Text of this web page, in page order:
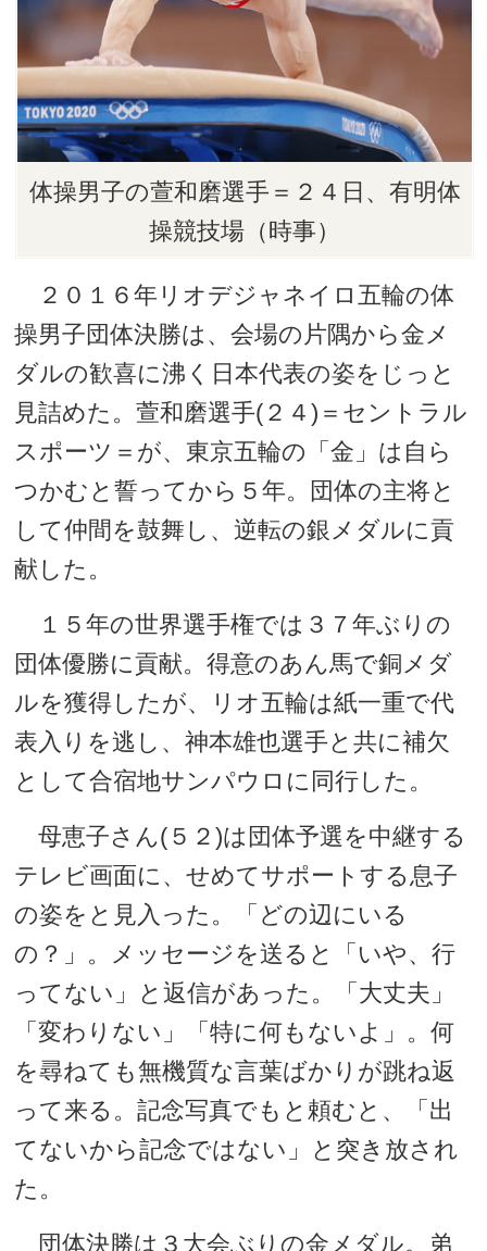
体操男子の萱和磨選手＝２４日、有明体
操競技場（時事）
２０１６年リオデジャネイロ五輪の体
操男子団体決勝は、会場の片隅から金メ
ダルの歓喜に沸く日本代表の姿をじっと
見詰めた。萱和磨選手(２４)＝セントラル
スポーツ＝が、東京五輪の「金」は自ら
つかむと誓ってから５年。団体の主将と
して仲間を鼓舞し、逆転の銀メダルに貢
献した。
１５年の世界選手権では３７年ぶりの
団体優勝に貢献。得意のあん馬で銅メダ
ルを獲得したが、リオ五輪は紙一重で代
表入りを逃し、神本雄也選手と共に補欠
として合宿地サンパウロに同行した。
母恵子さん(５２)は団体予選を中継する
テレビ画面に、せめてサポートする息子
の姿をと見入った。「どの辺にいる
の？」。メッセージを送ると「いや、行
ってない」と返信があった。「大丈夫」
「変わりない」「特に何もないよ」。何
を尋ねても無機質な言葉ばかりが跳ね返
って来る。記念写真でもと頼むと、「出
てないから記念ではない」と突き放され
た。
団体決勝は３大会ぶりの金メダル。弟